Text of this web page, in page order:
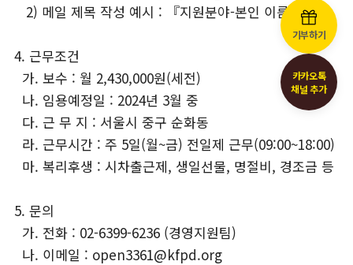
2) 메일 제목 작성 예시 : 『지원분야-본인 이름.hwp』
4. 근무조건
가. 보수 : 월 2,430,000원(세전)
나. 임용예정일 : 2024년 3월 중
다. 근 무 지 : 서울시 중구 순화동
라. 근무시간 : 주 5일(월~금) 전일제 근무(09:00~18:00)
마. 복리후생 : 시차출근제, 생일선물, 명절비, 경조금 등
5. 문의
가. 전화 : 02-6399-6236 (경영지원팀)
나. 이메일 : open3361@kfpd.org
기부하기
카카오톡
채널 추가